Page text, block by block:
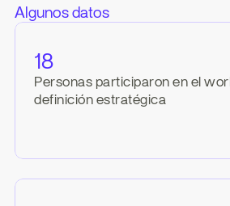
Algunos datos
18
Personas participaron en el
definición estratégica